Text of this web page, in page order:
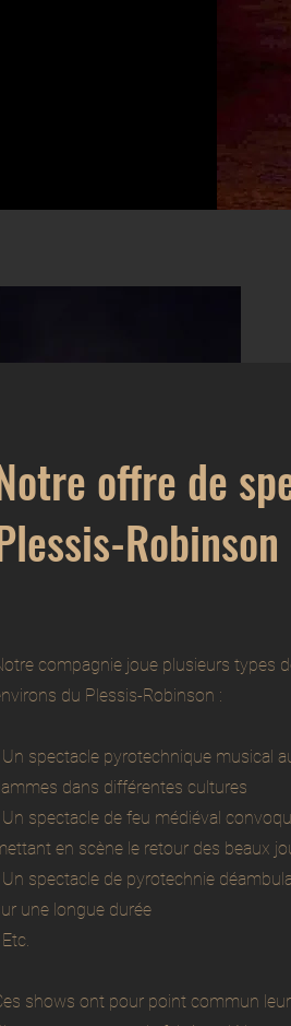
offre de
Robinson
compagnie joue plusieurs types
du Plessis-Robinson :
Un spectacle pyrotechnique musical
dans différentes cultures
Un spectacle de feu médiéval
en scène le retour des beaux
Un spectacle de pyrotechnie
une longue durée
Etc.
shows ont pour point commun